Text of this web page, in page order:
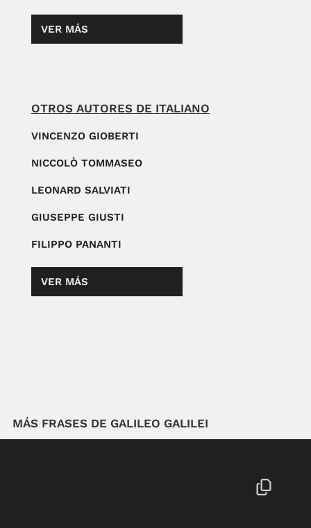
VER MÁS
OTROS AUTORES DE ITALIANO
VINCENZO GIOBERTI
NICCOLÒ TOMMASEO
LEONARD SALVIATI
GIUSEPPE GIUSTI
FILIPPO PANANTI
VER MÁS
MÁS FRASES DE GALILEO GALILEI